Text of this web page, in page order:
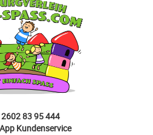
83 95 444
Kundenservice